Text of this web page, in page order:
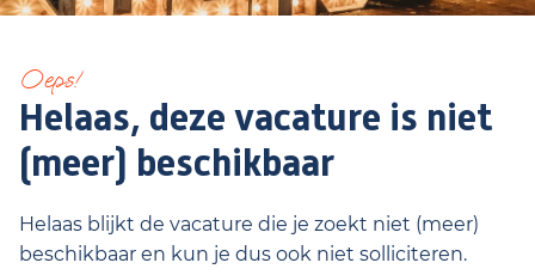
Oeps!
Helaas, deze vacature is niet
(meer) beschikbaar
Helaas blijkt de vacature die je zoekt niet (meer)
beschikbaar en kun je dus ook niet solliciteren.